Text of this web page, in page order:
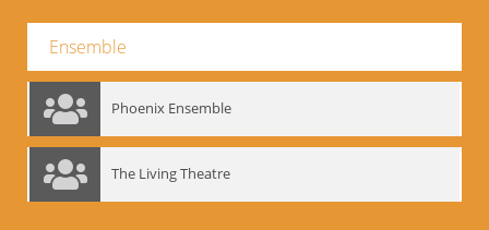
Ensemble
Phoenix Ensemble
The Living Theatre